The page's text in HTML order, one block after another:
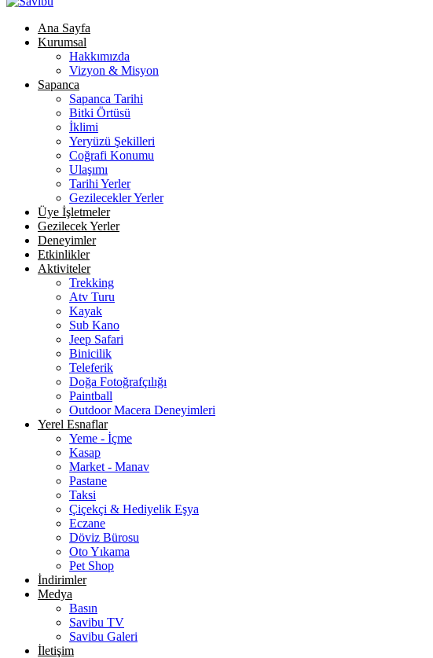
Ana Sayfa
Kurumsal
Hakkımızda
Vizyon & Misyon
Sapanca
Sapanca Tarihi
Bitki Örtüsü
İklimi
Yeryüzü Şekilleri
Coğrafi Konumu
Ulaşımı
Tarihi Yerler
Gezilecekler Yerler
Üye İşletmeler
Gezilecek Yerler
Deneyimler
Etkinlikler
Aktiviteler
Trekking
Atv Turu
Kayak
Sub Kano
Jeep Safari
Binicilik
Teleferik
Doğa Fotoğrafçılığı
Paintball
Outdoor Macera Deneyimleri
Yerel Esnaflar
Yeme - İçme
Kasap
Market - Manav
Pastane
Taksi
Çiçekçi & Hediyelik Eşya
Eczane
Döviz Bürosu
Oto Yıkama
Pet Shop
İndirimler
Medya
Basın
Savibu TV
Savibu Galeri
İletişim